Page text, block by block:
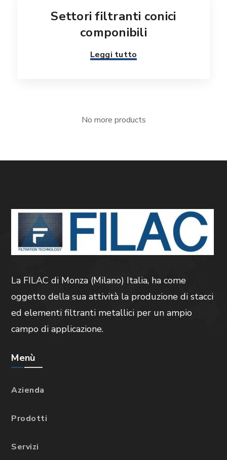
Settori filtranti conici
componibili
Leggi tutto
No more products
La FILAC di Monza (Milano) Italia, ha come
oggetto della sua attività la produzione di stacci
ed elementi filtranti metallici per un ampio
campo di applicazione.
Menù
Azienda
Prodotti
Servizi